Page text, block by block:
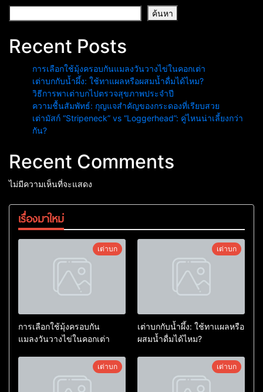
ค้นหา
Recent Posts
การเลือกใช้มุ้งครอบกันแมลงวันวางไข่ในคอกเต่า
เต่าบกกับน้ำผึ้ง: ใช้ทาแผลหรือผสมน้ำดื่มได้ไหม?
วิธีการพาเต่าบกไปตรวจสุขภาพประจำปี
ความชื้นสัมพัทธ์: กุญแจสำคัญของกระดองที่เรียบสวย
เต่ามัสก์ “Stripeneck” vs “Loggerhead”: คู่ไหนน่าเลี้ยงกว่า
กัน?
Recent Comments
ไม่มีความเห็นที่จะแสดง
เรื่องมาใหม่
เต่าบก
การเลือกใช้มุ้งครอบกัน
แมลงวันวางไข่ในคอกเต่า
เต่าบก
เต่าบกกับน้ำผึ้ง: ใช้ทาแผลหรือ
ผสมน้ำดื่มได้ไหม?
เต่าบก เต่าบก